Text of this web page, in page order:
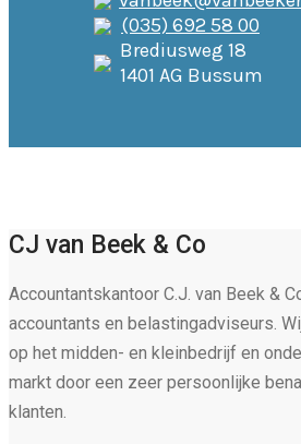
(035) 692 58 00
Brediusweg 18
1401 AG Bussum
CJ van Beek & Co
Accountantskantoor C.J. van Beek &
accountants en belastingadviseurs.
op het midden- en kleinbedrijf en
markt door een zeer persoonlijke
klanten.